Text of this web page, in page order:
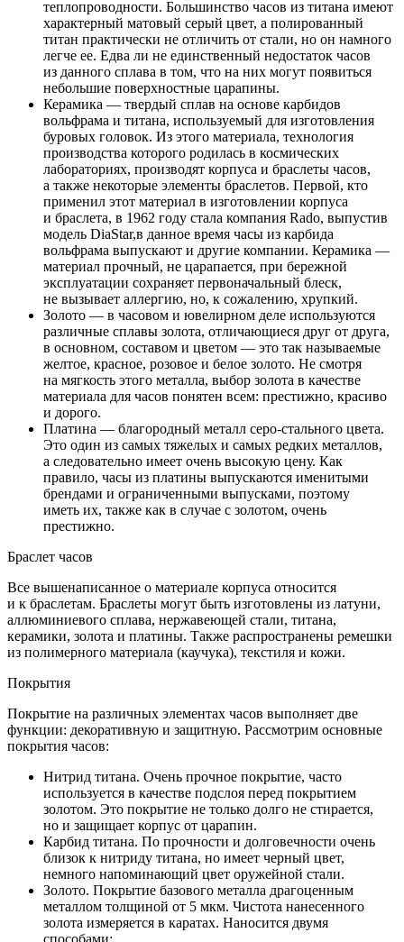
теплопроводности. Большинство часов из титана имеют
характерный матовый серый цвет, а полированный
титан практически не отличить от стали, но он намного
легче ее. Едва ли не единственный недостаток часов
из данного сплава в том, что на них могут появиться
небольшие поверхностные царапины.
Керамика — твердый сплав на основе карбидов
вольфрама и титана, используемый для изготовления
буровых головок. Из этого материала, технология
производства которого родилась в космических
лабораториях, производят корпуса и браслеты часов,
а также некоторые элементы браслетов. Первой, кто
применил этот материал в изготовлении корпуса
и браслета, в 1962 году стала компания Rado, выпустив
модель DiaStar,в данное время часы из карбида
вольфрама выпускают и другие компании. Керамика —
материал прочный, не царапается, при бережной
эксплуатации сохраняет первоначальный блеск,
не вызывает аллергию, но, к сожалению, хрупкий.
Золото — в часовом и ювелирном деле используются
различные сплавы золота, отличающиеся друг от друга,
в основном, составом и цветом — это так называемые
желтое, красное, розовое и белое золото. Не смотря
на мягкость этого металла, выбор золота в качестве
материала для часов понятен всем: престижно, красиво
и дорого.
Платина — благородный металл серо-стального цвета.
Это один из самых тяжелых и самых редких металлов,
а следовательно имеет очень высокую цену. Как
правило, часы из платины выпускаются именитыми
брендами и ограниченными выпусками, поэтому
иметь их, также как в случае с золотом, очень
престижно.
Браслет часов
Все вышенаписанное о материале корпуса относится
и к браслетам. Браслеты могут быть изготовлены из латуни,
аллюминиевого сплава, нержавеющей стали, титана,
керамики, золота и платины. Также распространены ремешки
из полимерного материала (каучука), текстиля и кожи.
Покрытия
Покрытие на различных элементах часов выполняет две
функции: декоративную и защитную. Рассмотрим основные
покрытия часов:
Нитрид титана. Очень прочное покрытие, часто
используется в качестве подслоя перед покрытием
золотом. Это покрытие не только долго не стирается,
но и защищает корпус от царапин.
Карбид титана. По прочности и долговечности очень
близок к нитриду титана, но имеет черный цвет,
немного напоминающий цвет оружейной стали.
Золото. Покрытие базового металла драгоценным
металлом толщиной от 5 мкм. Чистота нанесенного
золота измеряется в каратах. Наносится двумя
способами: